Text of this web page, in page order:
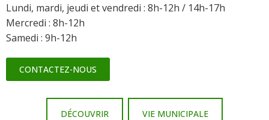
Lundi, mardi, jeudi et vendredi : 8h-12h / 14h-17h
Mercredi : 8h-12h
Samedi : 9h-12h
CONTACTEZ-NOUS
DÉCOUVRIR VIE MUNICIPALE